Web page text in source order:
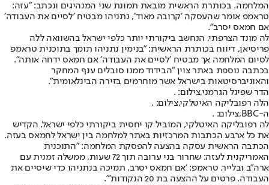
המלחמה. בכותרת הראשית מובאת תמונת שני המנהיגים ונכתב: ״עזה:
טראמפ אומר שהעסקה ׳קרובה מאוד׳, נתניהו מבטיח ׳לסיים את העבודה׳
אם חמאס יסרב״.
לה מונד הצרפתי, הנחשב ביקורתי יותר כלפי ישראל בהשוואה ללה
פריסיאן, דיווח בכותרת הראשית: ״בנימין נתניהו תומך בתוכנית טראמפ
לסיום המלחמה אך מבטיח ׳לסיים את העבודה׳ אם חמאס ידחה אותה״.
בכתבה נוספת באתר צוין ״הבידוד ממנו סובלים ענף המחקר
והאוניברסיטאות בישראל אשר מוחרמים בזירה הבינלאומית״.
הדר שפיגל הגרמני,צילום: .
הלה רפובליקה האיטלקי,צילום: .
ה-BBC,צילום: .
לה רפובליקה האיטלקי, המוביל קו יחסית ביקורתי כלפי ישראל, הקדיש
את כל ארבע הכתבות המרכזיות באתר למלחמה בין ישראל לחמאס בעזה.
הכתבה הראשית עסקה בהצעה להפסקת המלחמה: ״התוכנית
האמריקנית לעזה: שחרור בני ערובה תוך 72 שעות, ממשלה זמנית עם
ארה״ב ובלייר. טראמפ: ׳אם חמאס יסרב, תמיכה בנתניהו כדי שיסיים את
העבודה. פרטים על ההצעה בת 20 הנקודות׳״.